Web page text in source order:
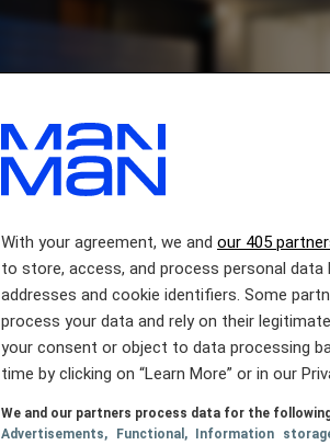
With your agreement, we and our 405
to store, access, and process personal data
addresses and cookie identifiers. Some
process your data and rely on their
your consent or object to data processing
time by clicking on “Learn More” or in our
We and our partners process data for the
Advertisements, Functional , Information